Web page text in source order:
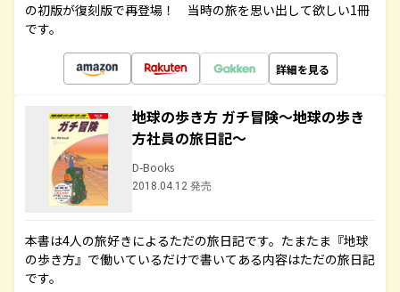
の初版が復刻版で再登場！ 当時の旅を思い出して欲しい1冊
です。
詳細を見る
地球の歩き方 ガチ冒険～地球の歩き
方社員の旅日記～
D-Books
2018.04.12 発売
本書は4人の旅好きによるただの旅日記です。たまたま『地球
の歩き方』で働いているだけで書いてある内容はただの旅日記
です。